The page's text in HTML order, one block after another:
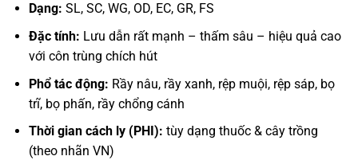
Dạng: SL, SC, WG, OD, EC, GR, FS
Đặc tính: Lưu dẫn rất mạnh – thấm sâu – hiệu quả cao
với côn trùng chích hút
Phổ tác động: Rầy nâu, rầy xanh, rệp muội, rệp sáp, bọ
trĩ, bọ phấn, rầy chổng cánh
Thời gian cách ly (PHI): tùy dạng thuốc & cây trồng
(theo nhãn VN)